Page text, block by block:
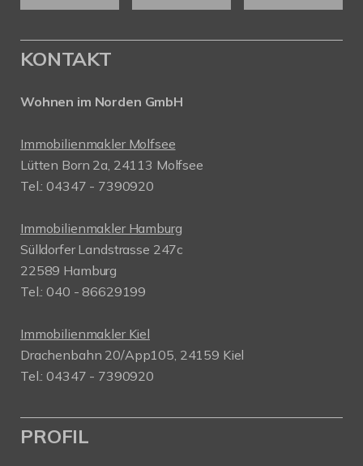
KONTAKT
Wohnen im Norden GmbH
Immobilienmakler Molfsee
Lütten Born 2a, 24113 Molfsee
Tel.: 04347 - 7390920
Immobilienmakler Hamburg
Sülldorfer Landstrasse 247c
22589 Hamburg
Tel.: 040 - 86629199
Immobilienmakler Kiel
Drachenbahn 20/App105, 24159 Kiel
Tel.: 04347 - 7390920
PROFIL